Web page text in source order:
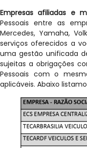
Empresas afiliadas e
Pessoais entre as
Mercedes, Yamaha,
serviços oferecidos a
uma gestão unificada
sujeitas a obrigações
Pessoais com o
aplicáveis. Abaixo